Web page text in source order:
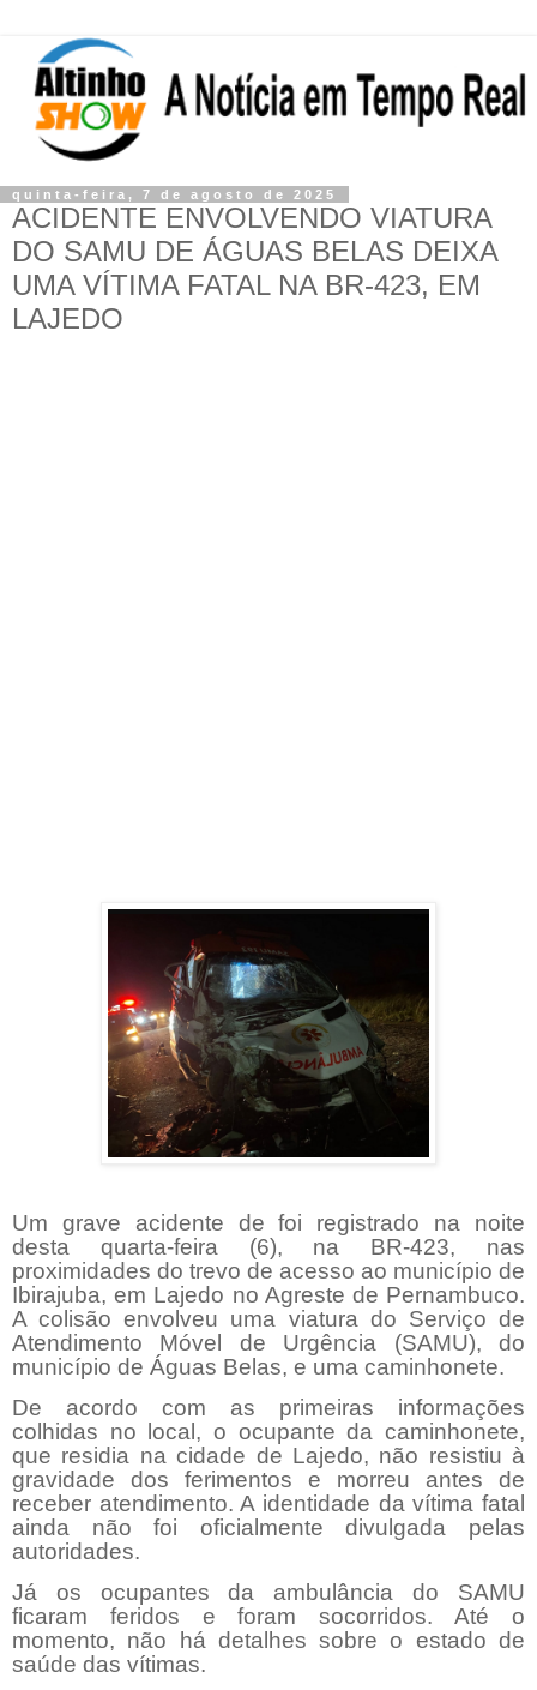
quinta-feira, 7 de agosto de 2025
ACIDENTE ENVOLVENDO VIATURA
DO SAMU DE ÁGUAS BELAS DEIXA
UMA VÍTIMA FATAL NA BR-423, EM
LAJEDO
Um grave acidente de foi registrado na noite
desta quarta-feira (6), na BR-423, nas
proximidades do trevo de acesso ao município de
Ibirajuba, em Lajedo no Agreste de Pernambuco.
A colisão envolveu uma viatura do Serviço de
Atendimento Móvel de Urgência (SAMU), do
município de Águas Belas, e uma caminhonete.
De acordo com as primeiras informações
colhidas no local, o ocupante da caminhonete,
que residia na cidade de Lajedo, não resistiu à
gravidade dos ferimentos e morreu antes de
receber atendimento. A identidade da vítima fatal
ainda não foi oficialmente divulgada pelas
autoridades.
Já os ocupantes da ambulância do SAMU
ficaram feridos e foram socorridos. Até o
momento, não há detalhes sobre o estado de
saúde das vítimas.